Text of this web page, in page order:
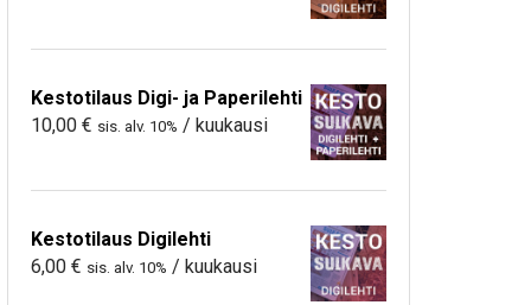
Kestotilaus Digi- ja Paperilehti
10,00 € sis. alv. 10% / kuukausi
Kestotilaus Digilehti
6,00 € sis. alv. 10% / kuukausi